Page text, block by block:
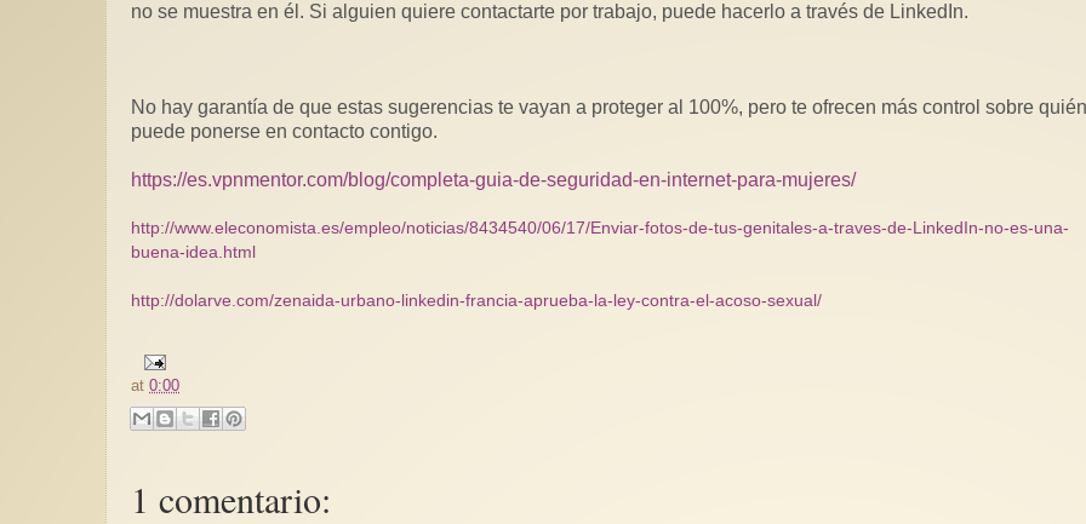
no se muestra en él. Si alguien quiere contactarte por trabajo, puede hacerlo a través de LinkedIn.
No hay garantía de que estas sugerencias te vayan a proteger al 100%, pero te ofrecen más control sobre quién
puede ponerse en contacto contigo.
https://es.vpnmentor.com/blog/completa-guia-de-seguridad-en-internet-para-mujeres/
http://www.eleconomista.es/empleo/noticias/8434540/06/17/Enviar-fotos-de-tus-genitales-a-traves-de-LinkedIn-no-es-una-
buena-idea.html
http://dolarve.com/zenaida-urbano-linkedin-francia-aprueba-la-ley-contra-el-acoso-sexual/
at0:00
1 comentario: